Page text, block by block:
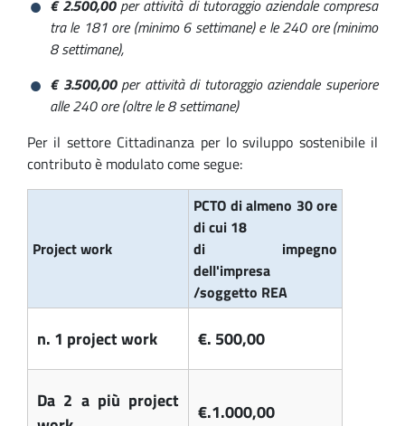
€ 2.500,00per attività di tutoraggio aziendale compresa
tra le 181 ore (minimo 6 settimane) e le 240 ore (minimo
8 settimane),
€ 3.500,00per attività di tutoraggio aziendale superiore
alle 240 ore (oltre le 8 settimane)
Per il settore Cittadinanza per lo sviluppo sostenibile il
contributo è modulato come segue:
Project work
PCTO di almeno 30 ore
di cui 18
di impegno
dell'impresa
/soggetto REA
n. 1 project work €. 500,00
Da 2 a più project
€.1.000,00